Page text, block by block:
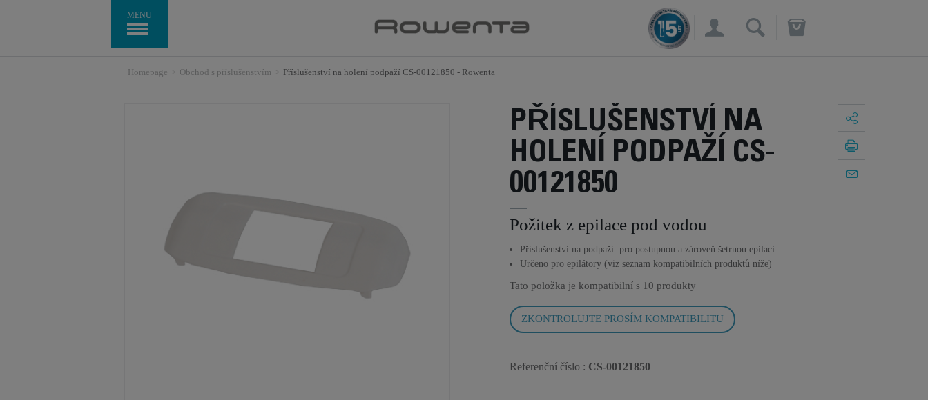
MENU
×
Homepage Obchod s příslušenstvím Příslušenství na holení podpaží CS-00121850 - Rowenta
PŘÍSLUŠENSTVÍ NA
HOLENÍ PODPAŽÍ CS-
00121850
Požitek z epilace pod vodou
Příslušenství na podpaží: pro postupnou a zároveň šetrnou epilaci.
Určeno pro epilátory (viz seznam kompatibilních produktů níže)
Tato položka je kompatibilní s 10 produkty
ZKONTROLUJTE PROSÍM KOMPATIBILITU
Referenční číslo : CS-00121850